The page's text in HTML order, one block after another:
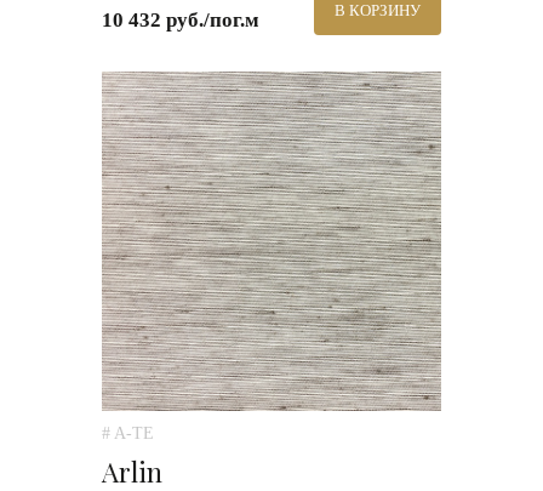
10 432 руб./пог.м В КОРЗИНУ
# A-TE
Arlin